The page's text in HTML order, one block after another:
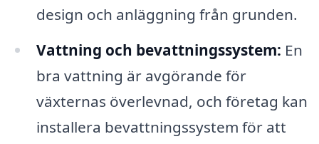
design och anläggning från grunden.
Vattning och bevattningssystem: En
bra vattning är avgörande för
växternas överlevnad, och företag kan
installera bevattningssystem för att